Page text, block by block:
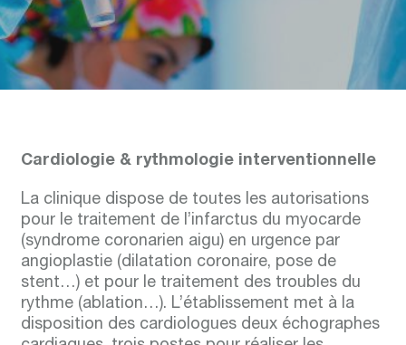
Cardiologie & rythmologie interventionnelle
La clinique dispose de toutes les autorisations
pour le traitement de l’infarctus du myocarde
(syndrome coronarien aigu) en urgence par
angioplastie (dilatation coronaire, pose de
stent…) et pour le traitement des troubles du
rythme (ablation…). L’établissement met à la
disposition des cardiologues deux échographes